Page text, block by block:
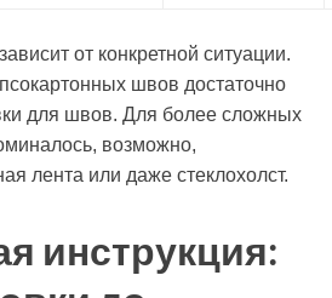
от конкретной ситуации.
швов достаточно
для швов. Для более сложных
возможно,
лента или даже стеклохолст.
инструкция: